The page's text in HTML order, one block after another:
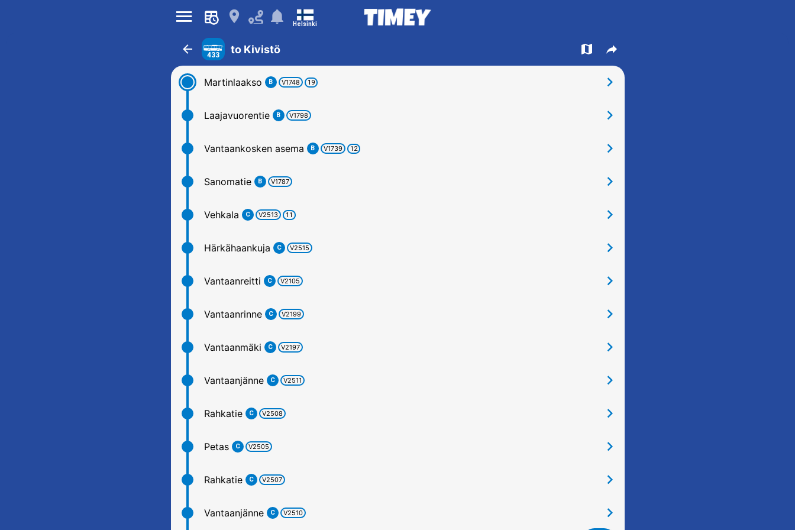
󰍜 󰍎 󰂚 Helsinki
󰁍 433 to Kivistö 󰍍 󰒖
Martinlaakso B V1748 19 󰅂
Laajavuorentie B V1798 󰅂
Vantaankosken asema B V1739 12 󰅂
Sanomatie B V1787 󰅂
Vehkala C V2513 11 󰅂
Härkähaankuja C V2515 󰅂
Vantaanreitti C V2105 󰅂
Vantaanrinne C V2199 󰅂
Vantaanmäki C V2197 󰅂
Vantaanjänne C V2511 󰅂
Rahkatie C V2508 󰅂
Petas C V2505 󰅂
Rahkatie C V2507 󰅂
Vantaanjänne C V2510 󰅂